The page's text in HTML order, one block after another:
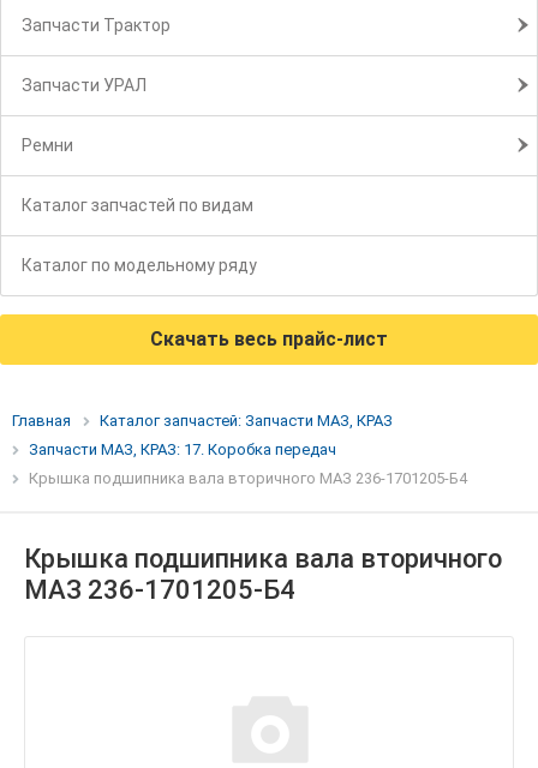
Запчасти Трактор
Запчасти УРАЛ
Ремни
Каталог запчастей по видам
Каталог по модельному ряду
Скачать весь прайс-лист
Главная
Каталог запчастей: Запчасти МАЗ, КРАЗ
Запчасти МАЗ, КРАЗ: 17. Коробка передач
Крышка подшипника вала вторичного МАЗ 236-1701205-Б4
Крышка подшипника вала вторичного
МАЗ 236-1701205-Б4